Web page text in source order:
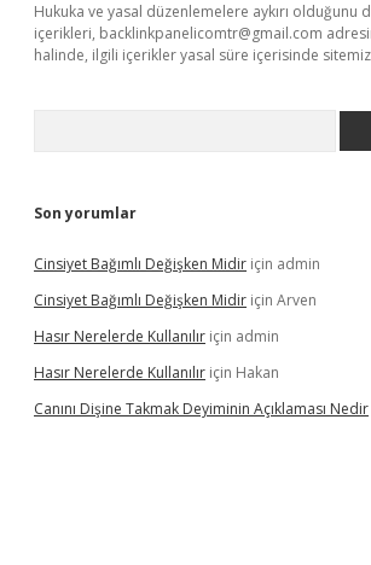
Hukuka ve yasal düzenlemelere aykırı olduğunu
içerikleri, backlinkpanelicomtr@gmail.com
halinde, ilgili içerikler yasal süre içerisinde
Son yorumlar
Cinsiyet Bağımlı Değişken Midir için admin
Cinsiyet Bağımlı Değişken Midir için Arven
Hasır Nerelerde Kullanılır için admin
Hasır Nerelerde Kullanılır için Hakan
Canını Dişine Takmak Deyiminin Açıklaması Nedir